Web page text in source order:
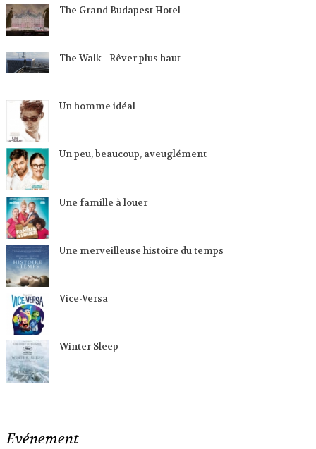
The Grand Budapest Hotel
The Walk - Rêver plus haut
Un homme idéal
Un peu, beaucoup, aveuglément
Une famille à louer
Une merveilleuse histoire du temps
Vice-Versa
Winter Sleep
Evénement